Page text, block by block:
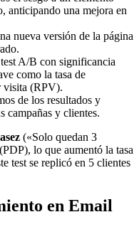
anticipando una mejora en
nueva versión de la página
A/B con significancia
como la tasa de
visita (RPV).
de los resultados y
campañas y clientes.
(«Solo quedan 3
lo que aumentó la tasa
test se replicó en 5 clientes
en Email